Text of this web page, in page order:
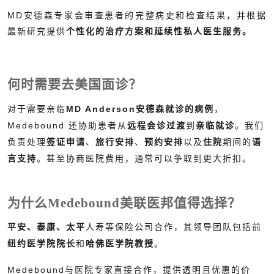
MD安德森专家会审查患者的完整病史和检查结果，并根据
最新研究提供个性化的治疗方案和延续性私人医生服务。
何时需要去美国面诊？
对于需要亲临MD Anderson安德森就诊的病例 ，
Medebound 还协助患者从 远程会诊过渡到 亲临就诊。我们
负责处理签证申请、 旅行安排、 预约安排以及住院期间的语
言支持。甚至协商医院费用，通常可以争取到更大折扣。
为什么Medebound美联医邦值得选择？
平安、泰康、太平 人寿等保险公司合作，其领导团队包括前
纽约医学院院长和 哈佛医学院教授。
Medebound与医院专家直接合作，提供透明且优惠的价